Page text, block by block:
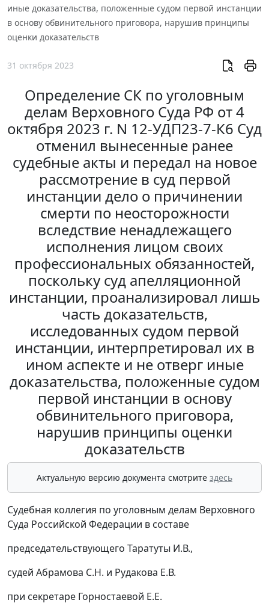
иные доказательства, положенные судом первой инстанции
в основу обвинительного приговора, нарушив принципы
оценки доказательств
31 октября 2023
Определение СК по уголовным
делам Верховного Суда РФ от 4
октября 2023 г. N 12-УДП23-7-К6 Суд
отменил вынесенные ранее
судебные акты и передал на новое
рассмотрение в суд первой
инстанции дело о причинении
смерти по неосторожности
вследствие ненадлежащего
исполнения лицом своих
профессиональных обязанностей,
поскольку суд апелляционной
инстанции, проанализировал лишь
часть доказательств,
исследованных судом первой
инстанции, интерпретировал их в
ином аспекте и не отверг иные
доказательства, положенные судом
первой инстанции в основу
обвинительного приговора,
нарушив принципы оценки
доказательств
Актуальную версию документа смотрите здесь
Судебная коллегия по уголовным делам Верховного
Суда Российской Федерации в составе
председательствующего Таратуты И.В.,
судей Абрамова С.Н. и Рудакова Е.В.
при секретаре Горностаевой Е.Е.